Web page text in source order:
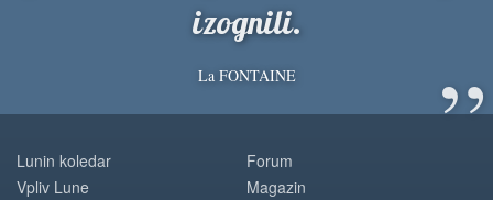
izognili.
La FONTAINE ”
Lunin koledar
Vpliv Lune
Forum
Magazin